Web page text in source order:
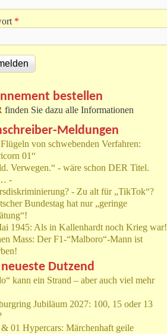
*
bestellen
finden Sie dazu alle Informationen
Meldungen
von schwebenden Verfahren:
01“
Verwegen.“ - wäre schon DER Titel.
-
- Zu alt für „TikTok“?
Bundestag hat nur „geringe
1945: Als in Kallenhardt noch Krieg war!
Mass: Der F1-“Malboro“-Mann ist
neueste Dutzend
kann ein Strand – aber auch viel mehr
Jubiläum 2027: 100, 15 oder 13
01 Hypercars: Märchenhaft geile